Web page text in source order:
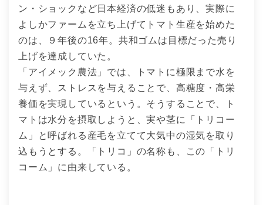
ン・ショックなど日本経済の低迷もあり、実際に
よしかファームを立ち上げてトマト生産を始めた
のは、９年後の16年。共和ゴムは目標だった売り
上げを達成していた。
「アイメック農法」では、トマトに極限まで水を
与えず、ストレスを与えることで、高糖度・高栄
養価を実現しているという。そうすることで、ト
マトは水分を摂取しようと、実や茎に「トリコー
ム」と呼ばれる産毛を立てて大気中の湿気を取り
込もうとする。「トリコ」の名称も、この「トリ
コーム」に由来している。